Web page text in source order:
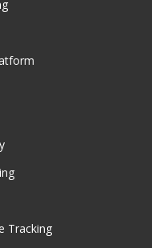
Tracking